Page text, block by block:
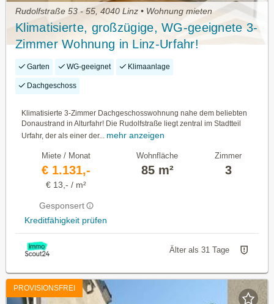
Rudolfstraße 53 - 55, 4040 Linz • Wohnung mieten
Klimatisierte, großzügige, WG-geeignete 3-
Zimmer Wohnung in Linz-Urfahr!
Garten WG-geeignet Klimaanlage
Dachgeschoss
Klimatisierte 3-Zimmer Dachgeschosswohnung nahe dem beliebten
Donaustrand in Alturfahr! Die Rudolfstraße liegt zentral im Stadtteil
Urfahr, der als einer der... mehr anzeigen
Miete / Monat
€ 1.131,-
€ 13,- / m²
Gesponsert
Kreditfähigkeit prüfen
Wohnfläche
85 m²
Zimmer
3
Älter als 31 Tage
PROVISIONSFREI